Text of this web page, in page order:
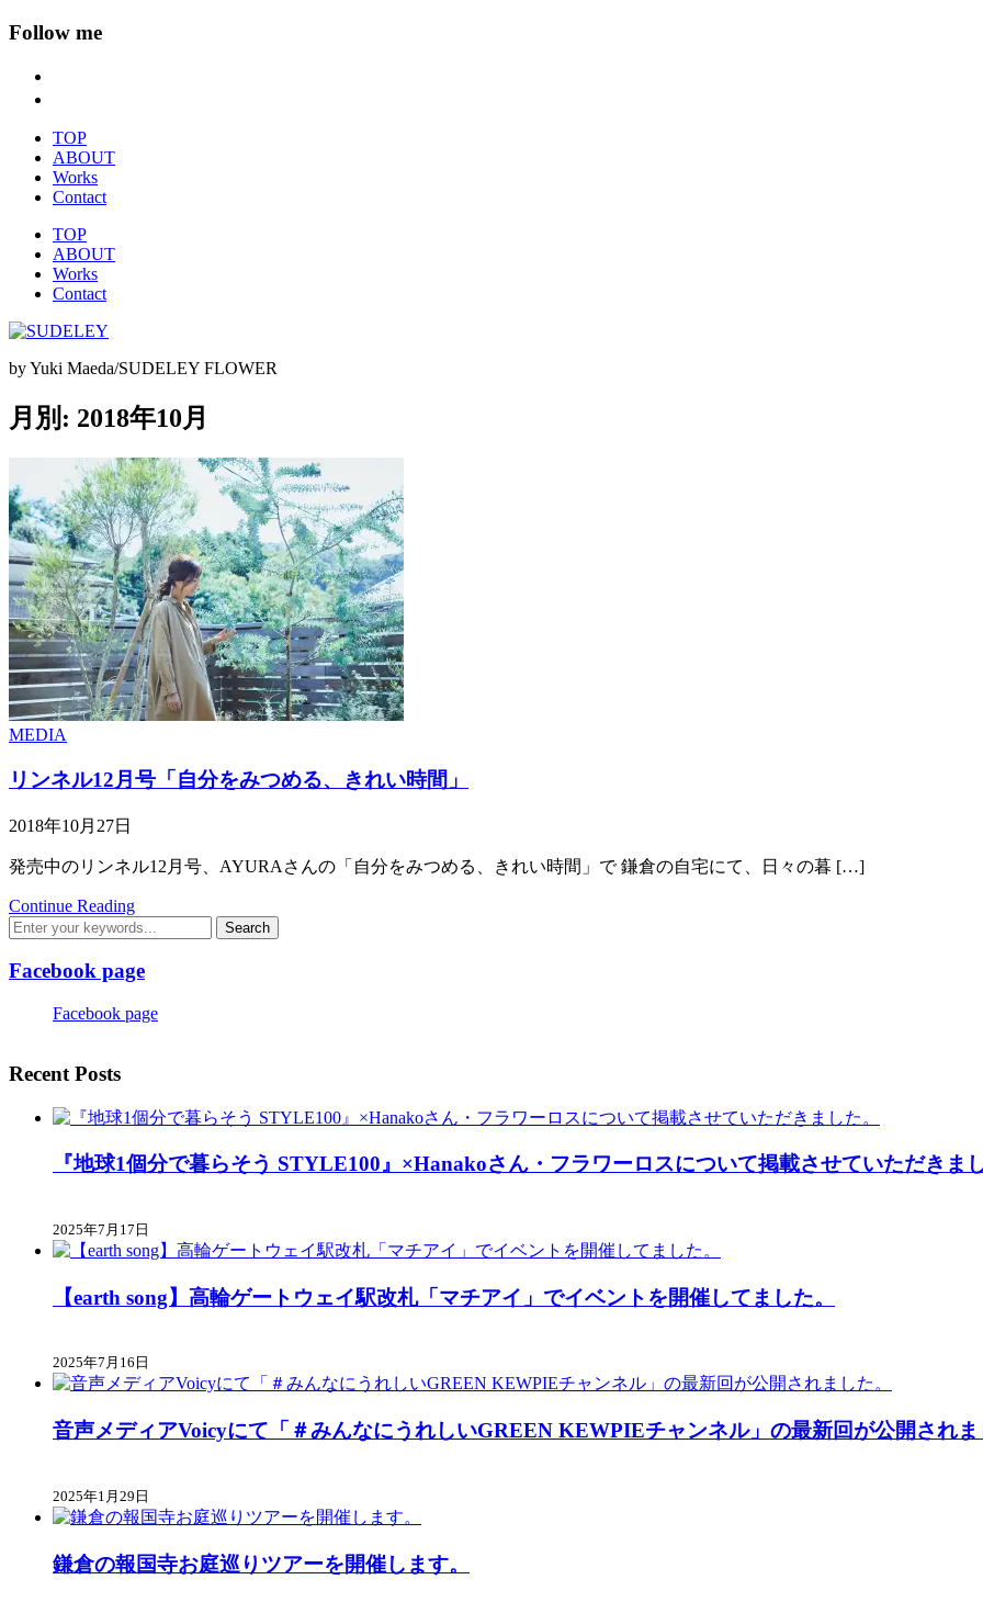
Follow me
TOP
ABOUT
Works
Contact
TOP
ABOUT
Works
Contact
by Yuki Maeda/SUDELEY FLOWER
月別: 2018年10月
MEDIA
リンネル12月号「自分をみつめる、きれい時間」
2018年10月27日
発売中のリンネル12月号、AYURAさんの「自分をみつめる、きれい時間」で 鎌倉の自宅にて、日々の暮 […]
Continue Reading
Facebook page
Facebook page
Recent Posts
『地球1個分で暮らそう STYLE100』×Hanakoさん・フラワーロスについて掲載させていただきまし
2025年7月17日
【earth song】高輪ゲートウェイ駅改札「マチアイ」でイベントを開催してました。
2025年7月16日
音声メディアVoicyにて「＃みんなにうれしいGREEN KEWPIEチャンネル」の最新回が公開されま
2025年1月29日
鎌倉の報国寺お庭巡りツアーを開催します。